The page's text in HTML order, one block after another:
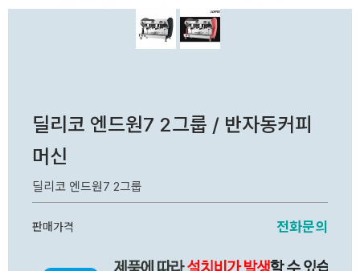
딜리코 엔드원7 2그룹 / 반자동커피
머신
딜리코 엔드원7 2그룹
판매가격 전화문의